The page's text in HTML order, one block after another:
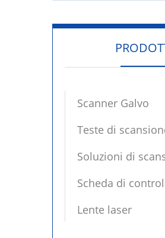
Scanner Galvo
Teste di
Soluzioni di
Scheda di
Lente laser